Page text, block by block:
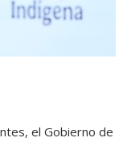
el Gobierno de